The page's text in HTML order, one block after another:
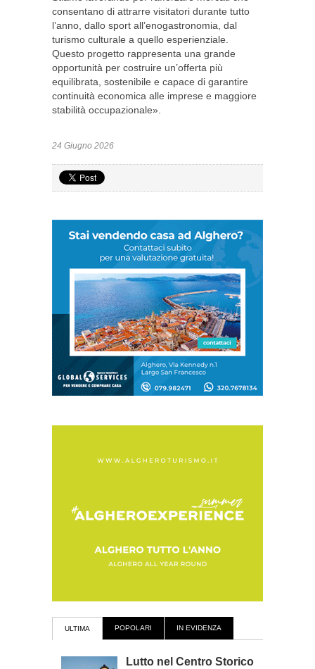
consentano di attrarre visitatori durante tutto
l’anno, dallo sport all’enogastronomia, dal
turismo culturale a quello esperienziale.
Questo progetto rappresenta una grande
opportunità per costruire un’offerta più
equilibrata, sostenibile e capace di garantire
continuità economica alle imprese e maggiore
stabilità occupazionale».
24 Giugno 2026
ULTIMA POPOLARI IN EVIDENZA
Lutto nel Centro Storico